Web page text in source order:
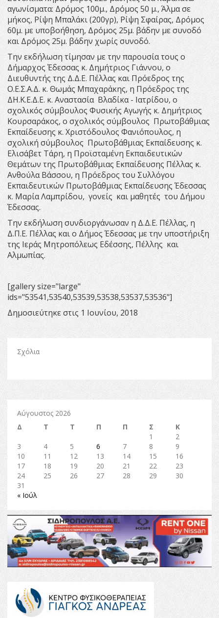
αγωνίσματα: Δρόμος 100μ., Δρόμος 50 μ., Άλμα σε
μήκος, Ρίψη Μπαλάκι (200γρ), Ρίψη Σφαίρας, Δρόμος
60μ. με υποβοήθηση, Δρόμος 25μ. βάδην με συνοδό
και Δρόμος 25μ. βάδην χωρίς συνοδό.
Την εκδήλωση τίμησαν με την παρουσία τους ο
Δήμαρχος Έδεσσας κ. Δημήτριος Γιάννου, ο
Διευθυντής της Δ.Δ.Ε. Πέλλας και Πρόεδρος της
Ο.Ε.Σ.Α.Δ. κ. Θωμάς Μπαχαράκης, η Πρόεδρος της
ΔΗ.Κ.Ε.Δ.Ε. κ. Αναστασία Βλαδίκα - Ιατρίδου, ο
σχολικός σύμβουλος Φυσικής Αγωγής κ. Δημήτριος
Κουρσαράκος, ο σχολικός σύμβουλος Πρωτοβάθμιας
Εκπαίδευσης κ. Χριστόδουλος Φανιόπουλος, η
σχολική σύμβουλος Πρωτοβάθμιας Εκπαίδευσης κ.
Ελισάβετ Τάρη, η Προϊσταμένη Εκπαιδευτικών
Θεμάτων της Πρωτοβάθμιας Εκπαίδευσης Πέλλας κ.
Ανθούλα Βάσσου, η Πρόεδρος του Συλλόγου
Εκπαιδευτικών Πρωτοβάθμιας Εκπαίδευσης Έδεσσας
κ. Μαρία Λαμπρίδου, γονείς και μαθητές του Δήμου
Έδεσσας.
Την εκδήλωση συνδιοργάνωσαν η Δ.Δ.Ε. Πέλλας, η
Δ.Π.Ε. Πέλλας και ο Δήμος Έδεσσας με την υποστήριξη
της Ιεράς Μητροπόλεως Εδέσσης, Πέλλης και
Αλμωπίας.
[gallery size="large"
ids="53541,53540,53539,53538,53537,53536"]
Δημοσιεύτηκε στις 1 Ιουνίου, 2018
Σχόλια
Αύγουστος 2026
Δ
Τ Τ Π Π Σ
Κ
1
2
3
4 5 6 7 8
9
10
11 12 13 14 15
16
17
18 19 20 21 22
23
24
25 26 27 28 29
30
31
« Ιούλ